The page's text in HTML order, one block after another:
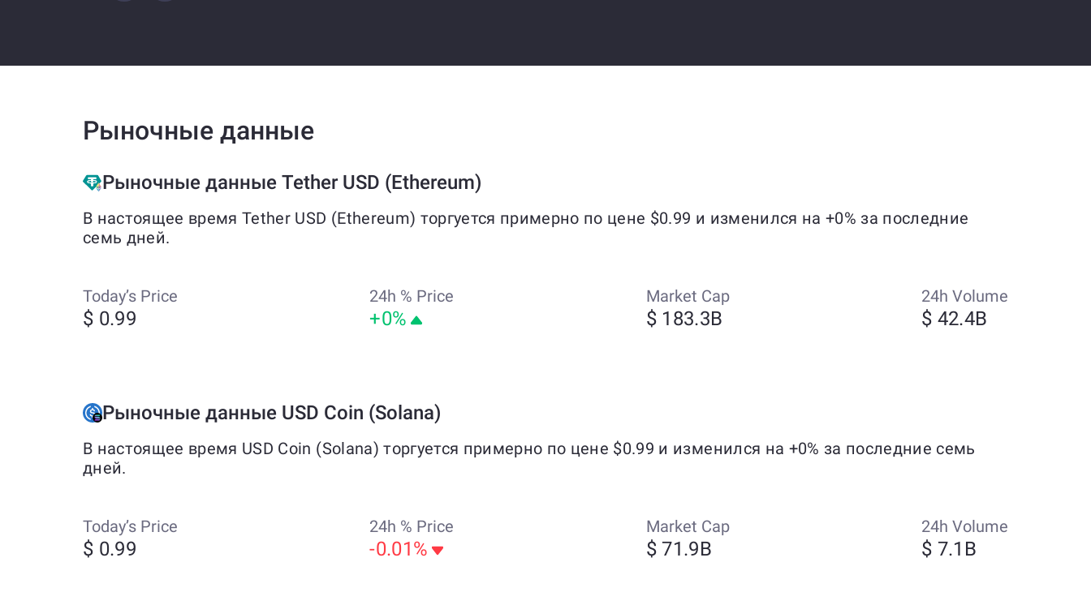
Рыночные данные
Рыночные данные Tether USD (Ethereum)
В настоящее время Tether USD (Ethereum) торгуется примерно по цене $0.99 и изменился на +0% за последние
семь дней.
Today’s Price
$ 0.99
24h % Price
+0%
Market Cap
$ 183.3B
24h Volume
$ 42.4B
Рыночные данные USD Coin (Solana)
В настоящее время USD Coin (Solana) торгуется примерно по цене $0.99 и изменился на +0% за последние семь
дней.
Today’s Price
$ 0.99
24h % Price
-0.01%
Market Cap
$ 71.9B
24h Volume
$ 7.1B